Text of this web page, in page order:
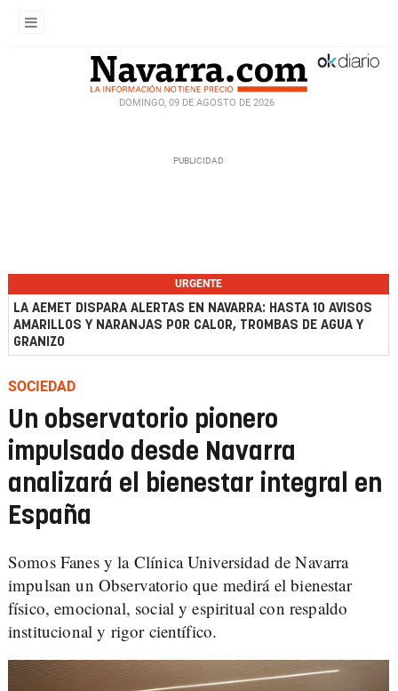
DOMINGO, 09 DE AGOSTO DE 2026
URGENTE
LA AEMET DISPARA ALERTAS EN NAVARRA: HASTA 10 AVISOS
AMARILLOS Y NARANJAS POR CALOR, TROMBAS DE AGUA Y
GRANIZO
SOCIEDAD
Un observatorio pionero
impulsado desde Navarra
analizará el bienestar integral en
España
Somos Fanes y la Clínica Universidad de Navarra
impulsan un Observatorio que medirá el bienestar
físico, emocional, social y espiritual con respaldo
institucional y rigor científico.